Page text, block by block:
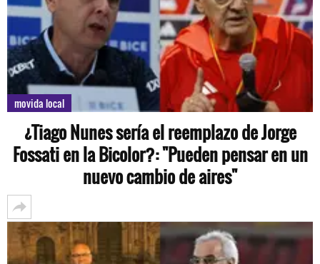
movida local
¿Tiago Nunes sería el reemplazo de Jorge
Fossati en la Bicolor?: "Pueden pensar en un
nuevo cambio de aires"